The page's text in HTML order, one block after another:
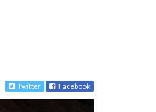
Twitter Facebook